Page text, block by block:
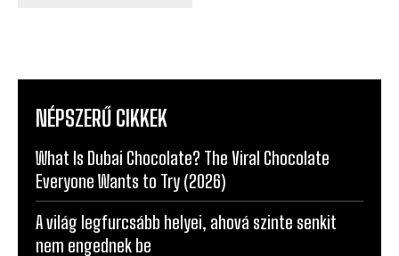
NÉPSZERŰ CIKKEK
What Is Dubai Chocolate? The Viral Chocolate
Everyone Wants to Try (2026)
A világ legfurcsább helyei, ahová szinte senkit
nem engednek be